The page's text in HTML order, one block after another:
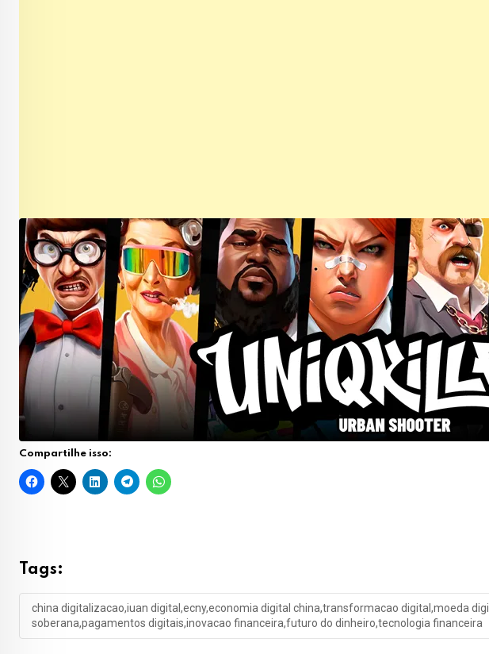
Compartilhe isso:
Tags:
china digitalizacao,iuan digital,ecny,economia digital china,transformacao digital,moeda
soberana,pagamentos digitais,inovacao financeira,futuro do dinheiro,tecnologia financeira